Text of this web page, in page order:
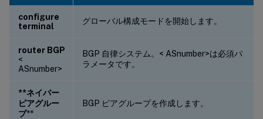
configure
terminal
グローバル構成モードを開始します。
router BGP
<
ASnumber>
BGP 自律システム。< ASnumber>は必須パ
ラメータです。
**ネイバー
ピアグルー
プ**
BGP ピアグループを作成します。